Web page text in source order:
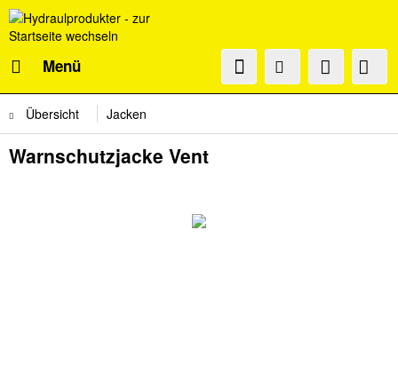
Menü
Übersicht Jacken
Warnschutzjacke Vent